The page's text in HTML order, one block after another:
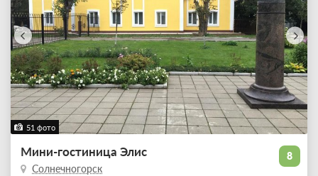
51 фото
8
Мини-гостиница Элис
Солнечногорск